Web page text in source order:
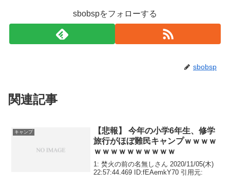
sbobspをフォローする
sbobsp
関連記事
キャンプ
【悲報】 今年の小学6年生、修学
旅行がほぼ難民キャンプｗｗｗｗ
ｗｗｗｗｗｗｗｗｗｗ
1: 焚火の前の名無しさん 2020/11/05(木)
22:57:44.469 ID:fEAemkY70 引用元: